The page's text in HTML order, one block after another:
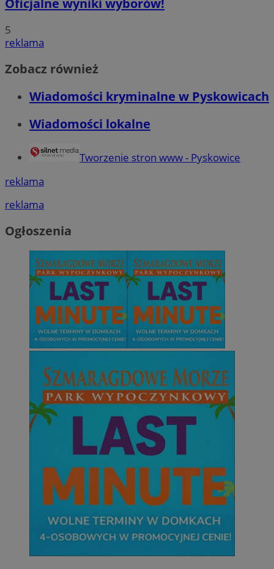
Oficjalne wyniki wyborów!
5
reklama
Zobacz również
Wiadomości kryminalne w Pyskowicach
Wiadomości lokalne
Tworzenie stron www - Pyskowice
reklama
reklama
Ogłoszenia